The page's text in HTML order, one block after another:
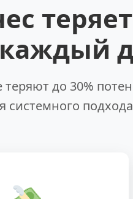
теряют до 30%
системного